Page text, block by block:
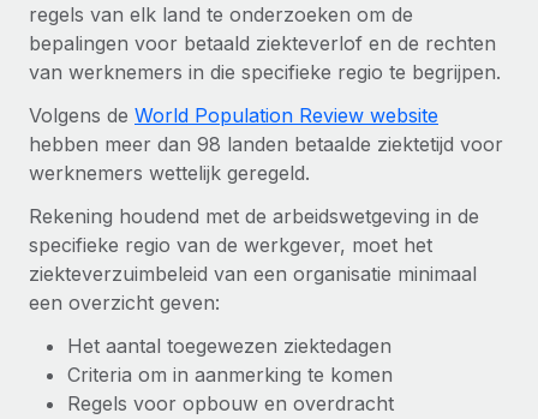
Meer informatie
regels van elk land te onderzoeken om de
bepalingen voor betaald ziekteverlof en de rechten
van werknemers in die specifieke regio te begrijpen.
Volgens de World Population Review website
hebben meer dan 98 landen betaalde ziektetijd voor
werknemers wettelijk geregeld.
Rekening houdend met de arbeidswetgeving in de
specifieke regio van de werkgever, moet het
ziekteverzuimbeleid van een organisatie minimaal
een overzicht geven:
Het aantal toegewezen ziektedagen
Criteria om in aanmerking te komen
Regels voor opbouw en overdracht